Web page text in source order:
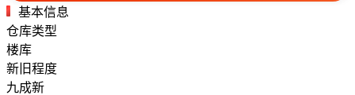
基本信息
仓库类型
楼库
新旧程度
九成新